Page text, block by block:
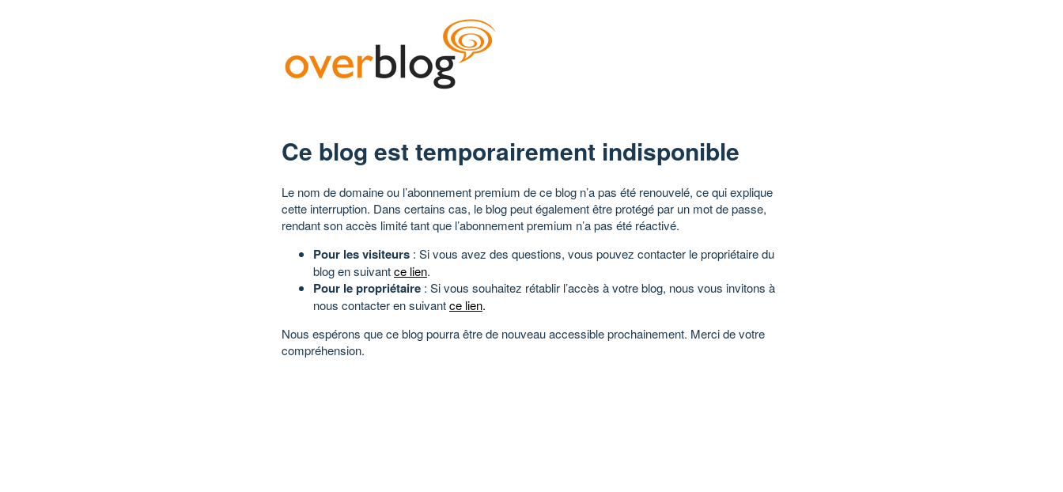
Ce blog est temporairement indisponible
Le nom de domaine ou l’abonnement premium de ce blog n’a pas été renouvelé, ce qui explique
cette interruption. Dans certains cas, le blog peut également être protégé par un mot de passe,
rendant son accès limité tant que l’abonnement premium n’a pas été réactivé.
Pour les visiteurs : Si vous avez des questions, vous pouvez contacter le propriétaire du
blog en suivantce lien.
Pour le propriétaire : Si vous souhaitez rétablir l’accès à votre blog, nous vous invitons à
nous contacter en suivantce lien.
Nous espérons que ce blog pourra être de nouveau accessible prochainement. Merci de votre
compréhension.